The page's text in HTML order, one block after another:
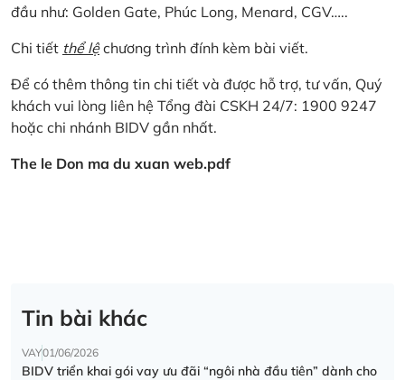
đầu như: Golden Gate, Phúc Long, Menard, CGV…..
Chi tiết thể lệchương trình đính kèm bài viết.
Để có thêm thông tin chi tiết và được hỗ trợ, tư vấn, Quý
khách vui lòng liên hệ Tổng đài CSKH 24/7: 1900 9247
hoặc chi nhánh BIDV gần nhất.
The le Don ma du xuan web.pdf
Tin bài khác
VAY01/06/2026
BIDV triển khai gói vay ưu đãi “ngôi nhà đầu tiên” dành cho